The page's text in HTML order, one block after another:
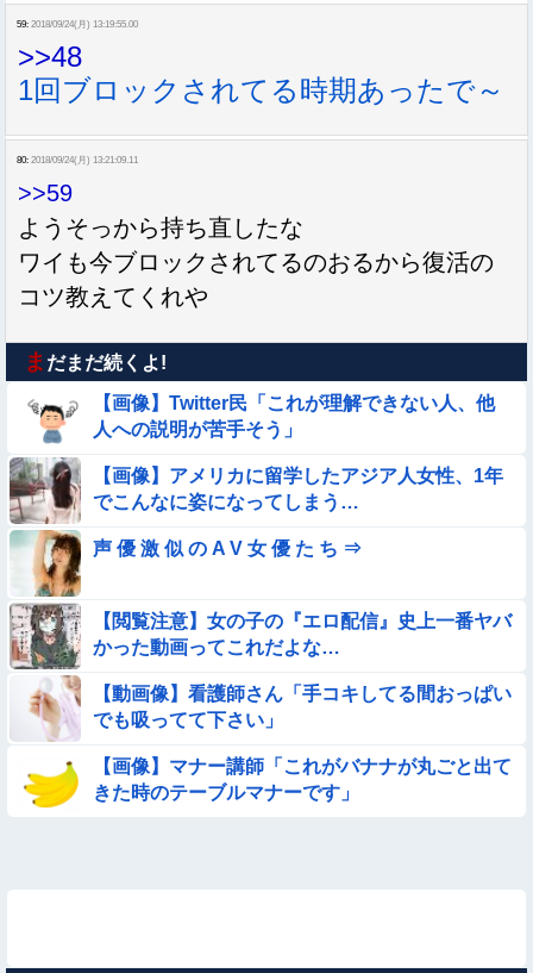
59: 2018/09/24(月) 13:19:55.00
>>48
1回ブロックされてる時期あったで～
80: 2018/09/24(月) 13:21:09.11
>>59
ようそっから持ち直したな
ワイも今ブロックされてるのおるから復活の
コツ教えてくれや
ま だまだ続くよ!
【画像】Twitter民「これが理解できない人、他
人への説明が苦手そう」
【画像】アメリカに留学したアジア人女性、1年
でこんなに姿になってしまう…
声 優 激 似 の A V 女 優 た ち ⇒
【閲覧注意】女の子の『エロ配信』史上一番ヤバ
かった動画ってこれだよな…
【動画像】看護師さん「手コキしてる間おっぱい
でも吸ってて下さい」
【画像】マナー講師「これがバナナが丸ごと出て
きた時のテーブルマナーです」